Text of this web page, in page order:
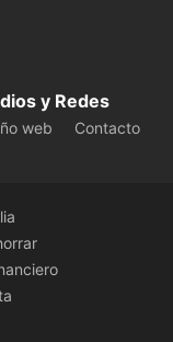
y Redes
web
Contacto